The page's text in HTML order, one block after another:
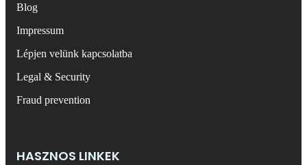
Blog
Impressum
Lépjen velünk kapcsolatba
Legal & Security
Fraud prevention
HASZNOS LINKEK